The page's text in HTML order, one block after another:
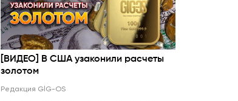
[ВИДЕО] В США узаконили расчеты
золотом
Редакция GlG-OS